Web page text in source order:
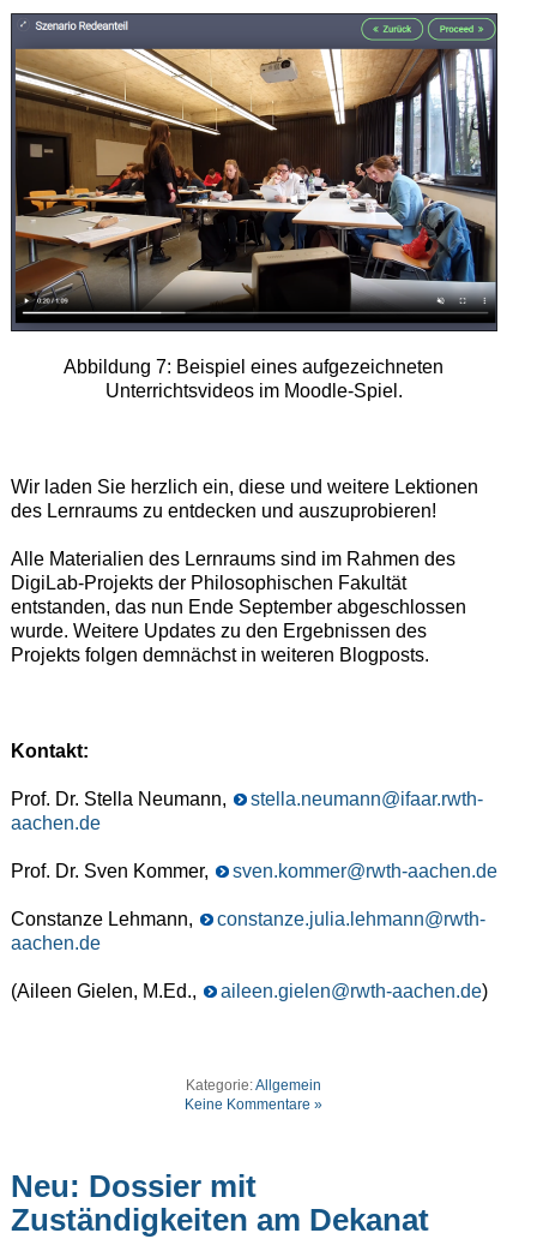
Abbildung 7: Beispiel eines aufgezeichneten
Unterrichtsvideos im Moodle-Spiel.
Wir laden Sie herzlich ein, diese und weitere Lektionen
des Lernraums zu entdecken und auszuprobieren!
Alle Materialien des Lernraums sind im Rahmen des
DigiLab-Projekts der Philosophischen Fakultät
entstanden, das nun Ende September abgeschlossen
wurde. Weitere Updates zu den Ergebnissen des
Projekts folgen demnächst in weiteren Blogposts.
Kontakt:
Prof. Dr. Stella Neumann,
stella.neumann@ifaar.rwth-
aachen.de
Prof. Dr. Sven Kommer, sven.kommer@rwth-aachen.de
Constanze Lehmann,
constanze.julia.lehmann@rwth-
aachen.de
(Aileen Gielen, M.Ed., aileen.gielen@rwth-aachen.de)
Kategorie:Allgemein
Keine Kommentare »
Neu: Dossier mit
Zuständigkeiten am Dekanat